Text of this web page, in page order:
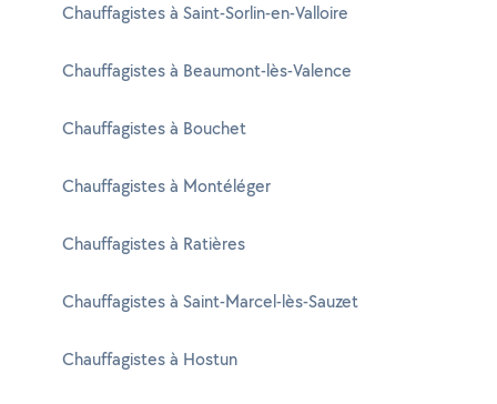
Chauffagistes à Saint-Sorlin-en-Valloire
Chauffagistes à Beaumont-lès-Valence
Chauffagistes à Bouchet
Chauffagistes à Montéléger
Chauffagistes à Ratières
Chauffagistes à Saint-Marcel-lès-Sauzet
Chauffagistes à Hostun